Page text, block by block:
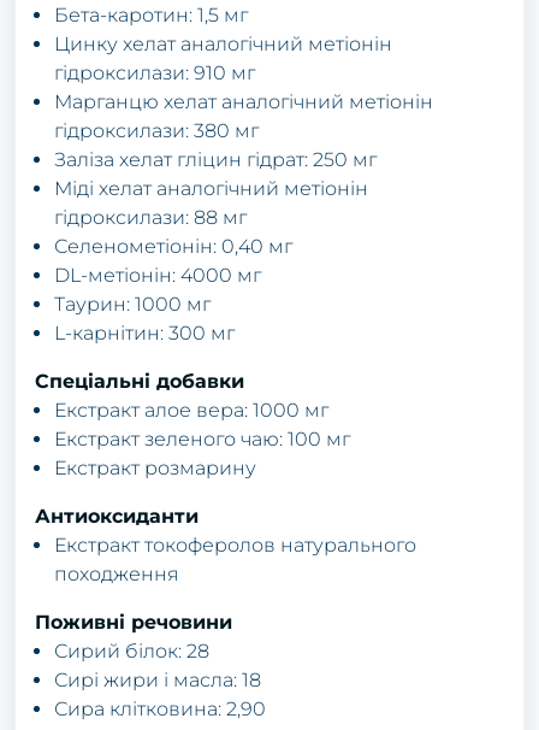
Бета-каротин: 1,5 мг
Цинку хелат аналогічний метіонін
гідроксилази: 910 мг
Марганцю хелат аналогічний метіонін
гідроксилази: 380 мг
Заліза хелат гліцин гідрат: 250 мг
Міді хелат аналогічний метіонін
гідроксилази: 88 мг
Селенометіонін: 0,40 мг
DL-метіонін: 4000 мг
Таурин: 1000 мг
L-карнітин: 300 мг
Спеціальні добавки
Екстракт алое вера: 1000 мг
Екстракт зеленого чаю: 100 мг
Екстракт розмарину
Антиоксиданти
Екстракт токоферолов натурального
походження
Поживні речовини
Сирий білок: 28
Сирі жири і масла: 18
Сира клітковина: 2,90